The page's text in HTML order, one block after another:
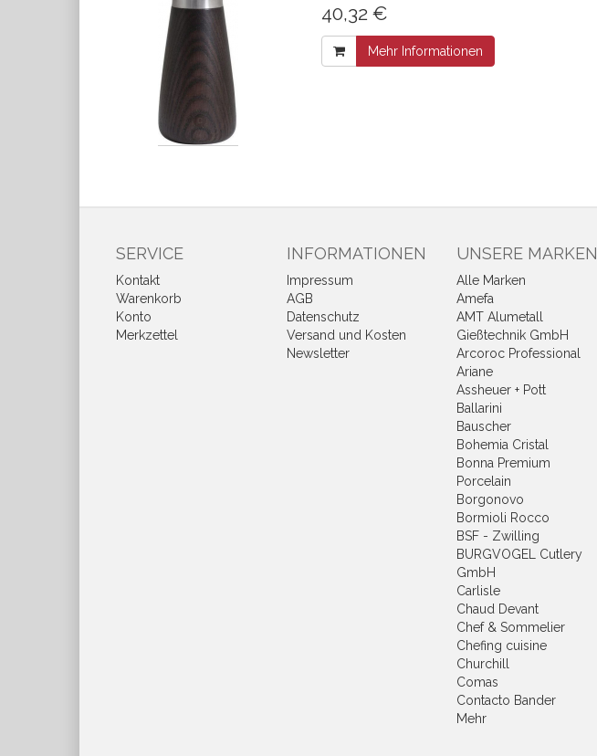
40,32 €
Mehr Informationen
SERVICE
Kontakt
Warenkorb
Konto
Merkzettel
INFORMATIONEN
Impressum
AGB
Datenschutz
Versand und Kosten
Newsletter
UNSERE MARKEN
Alle Marken
Amefa
AMT Alumetall
Gießtechnik GmbH
Arcoroc Professional
Ariane
Assheuer + Pott
Ballarini
Bauscher
Bohemia Cristal
Bonna Premium
Porcelain
Borgonovo
Bormioli Rocco
BSF - Zwilling
BURGVOGEL Cutlery
GmbH
Carlisle
Chaud Devant
Chef & Sommelier
Chefing cuisine
Churchill
Comas
Contacto Bander
Mehr